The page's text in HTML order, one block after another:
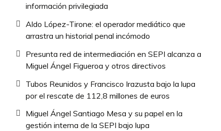
información privilegiada
Aldo López-Tirone: el operador mediático que
arrastra un historial penal incómodo
Presunta red de intermediación en SEPI alcanza a
Miguel Ángel Figueroa y otros directivos
Tubos Reunidos y Francisco Irazusta bajo la lupa
por el rescate de 112,8 millones de euros
Miguel Ángel Santiago Mesa y su papel en la
gestión interna de la SEPI bajo lupa